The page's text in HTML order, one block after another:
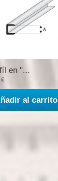
en "...
al carrito